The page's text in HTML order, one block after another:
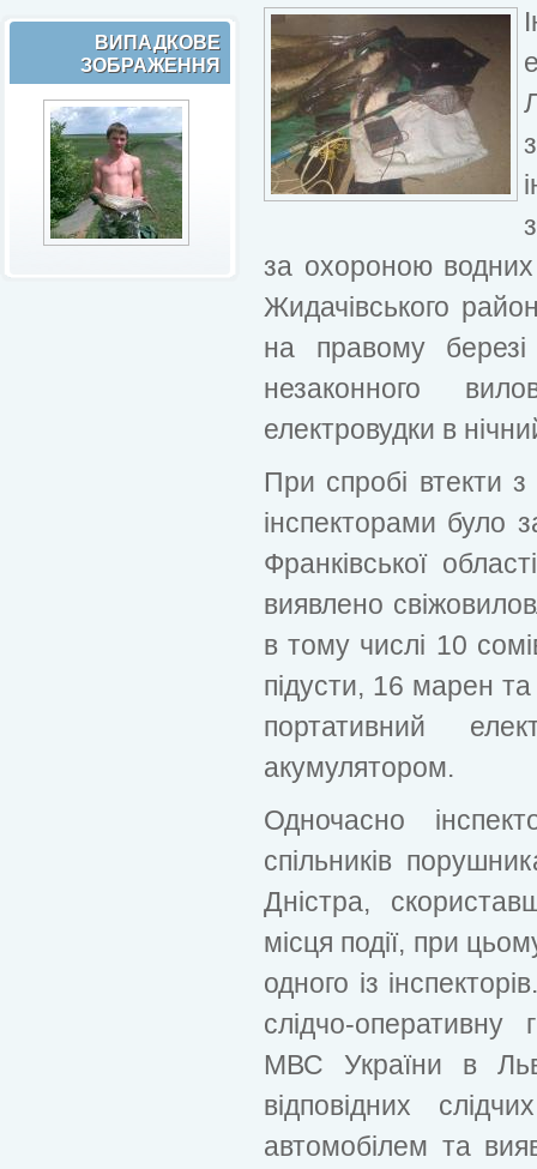
ВИПАДКОВЕ
ЗОБРАЖЕННЯ
за охороною водних
Жидачівського
на правому
незаконного
електровудки в
При спробі втекти з
інспекторами було
Франківської
виявлено
в тому числі 10
підусти, 16 марен
портативний
акумулятором.
Одночасно
спільників
Дністра,
місця події, при
одного із
слідчо-
МВС України в
відповідних
автомобілем та